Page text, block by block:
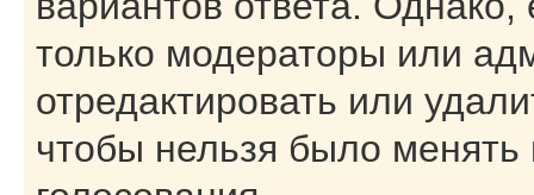
только модераторы или
отредактировать или
чтобы нельзя было